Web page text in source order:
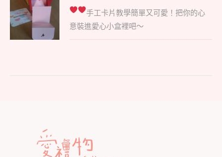
章
導
覽
Parent
post:
手工卡片教學簡單又可愛！把你的心
意裝進愛心小盒裡吧～